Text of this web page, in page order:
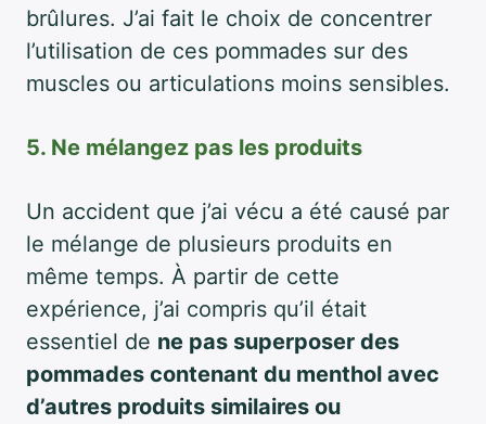
brûlures. J’ai fait le choix de concentrer
l’utilisation de ces pommades sur des
muscles ou articulations moins sensibles.
5. Ne mélangez pas les produits
Un accident que j’ai vécu a été causé par
le mélange de plusieurs produits en
même temps. À partir de cette
expérience, j’ai compris qu’il était
essentiel de ne pas superposer des
pommades contenant du menthol avec
d’autres produits similaires ou